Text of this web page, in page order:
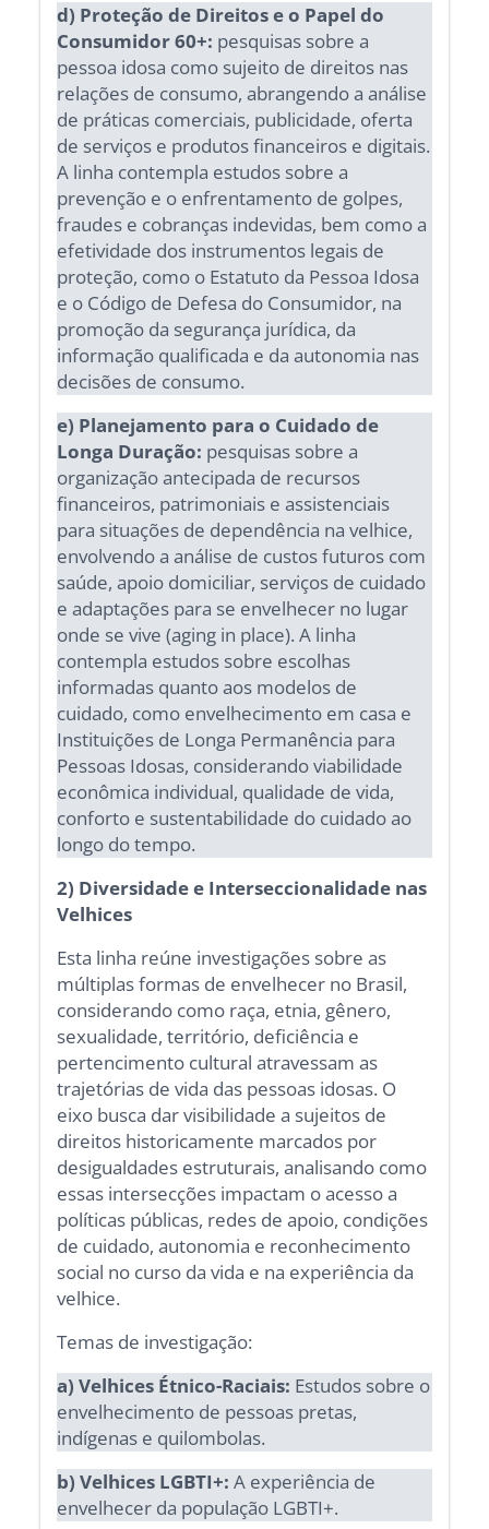
d) Proteção de Direitos e o Papel do
Consumidor 60+: pesquisas sobre a
pessoa idosa como sujeito de direitos nas
relações de consumo, abrangendo a análise
de práticas comerciais, publicidade, oferta
de serviços e produtos financeiros e digitais.
A linha contempla estudos sobre a
prevenção e o enfrentamento de golpes,
fraudes e cobranças indevidas, bem como a
efetividade dos instrumentos legais de
proteção, como o Estatuto da Pessoa Idosa
e o Código de Defesa do Consumidor, na
promoção da segurança jurídica, da
informação qualificada e da autonomia nas
decisões de consumo.
e) Planejamento para o Cuidado de
Longa Duração: pesquisas sobre a
organização antecipada de recursos
financeiros, patrimoniais e assistenciais
para situações de dependência na velhice,
envolvendo a análise de custos futuros com
saúde, apoio domiciliar, serviços de cuidado
e adaptações para se envelhecer no lugar
onde se vive (aging in place). A linha
contempla estudos sobre escolhas
informadas quanto aos modelos de
cuidado, como envelhecimento em casa e
Instituições de Longa Permanência para
Pessoas Idosas, considerando viabilidade
econômica individual, qualidade de vida,
conforto e sustentabilidade do cuidado ao
longo do tempo.
2) Diversidade e Interseccionalidade nas
Velhices
Esta linha reúne investigações sobre as
múltiplas formas de envelhecer no Brasil,
considerando como raça, etnia, gênero,
sexualidade, território, deficiência e
pertencimento cultural atravessam as
trajetórias de vida das pessoas idosas. O
eixo busca dar visibilidade a sujeitos de
direitos historicamente marcados por
desigualdades estruturais, analisando como
essas intersecções impactam o acesso a
políticas públicas, redes de apoio, condições
de cuidado, autonomia e reconhecimento
social no curso da vida e na experiência da
velhice.
Temas de investigação:
a) Velhices Étnico-Raciais: Estudos sobre o
envelhecimento de pessoas pretas,
indígenas e quilombolas.
b) Velhices LGBTI+: A experiência de
envelhecer da população LGBTI+.